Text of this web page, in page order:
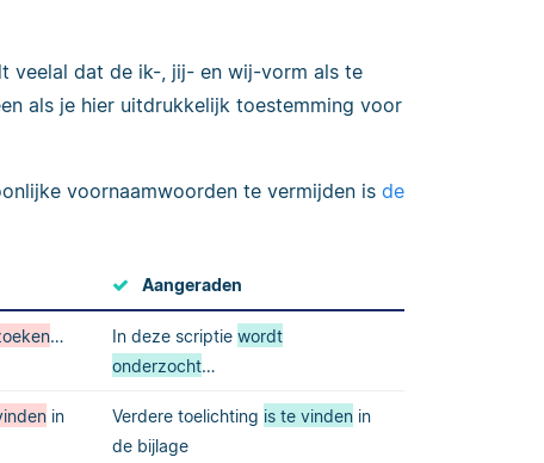
veelal dat de ik-, jij- en wij-vorm als te
als je hier uitdrukkelijk toestemming voor
voornaamwoorden te vermijden is de
Aangeraden
… In deze scriptie wordt
onderzocht…
in
Verdere toelichting is te vinden in
de bijlage